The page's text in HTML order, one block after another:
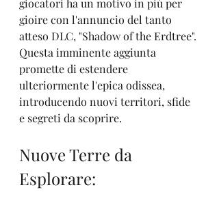
giocatori ha un motivo in più per
gioire con l'annuncio del tanto
atteso DLC, "Shadow of the Erdtree".
Questa imminente aggiunta
promette di estendere
ulteriormente l'epica odissea,
introducendo nuovi territori, sfide
e segreti da scoprire.
Nuove Terre da
Esplorare: